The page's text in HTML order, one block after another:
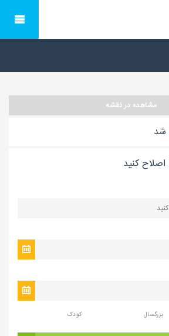
مشاهده در نقشه
شد
کنید
بزرگسال کودک